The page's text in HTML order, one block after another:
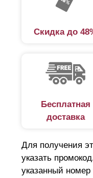
Скидка до
Бесплатная
доставка
Для получения
указать
указанный